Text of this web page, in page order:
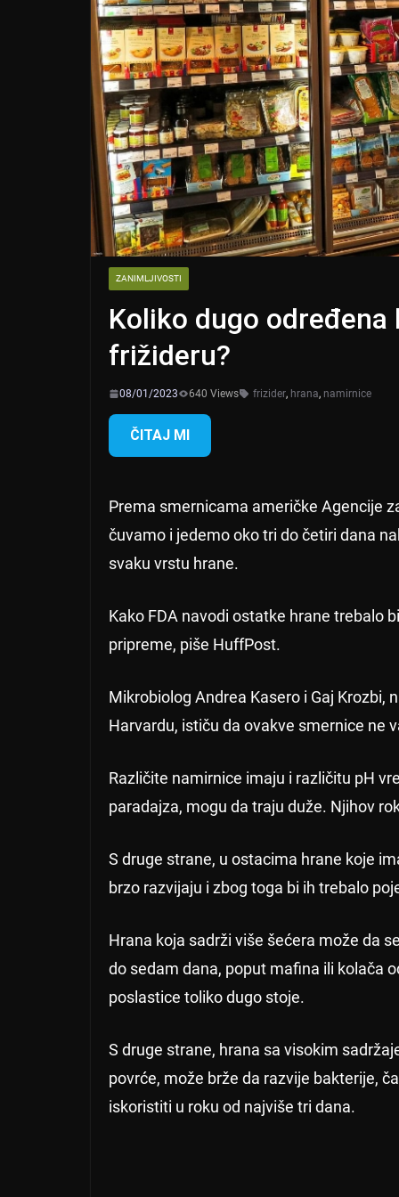
ZANIMLJIVOSTI
Koliko dugo određena
frižideru?
08/01/2023 640 Views frizider, hrana, namirnice
ČITAJ MI
Prema smernicama američke Agencije
čuvamo i jedemo oko tri do četiri dana
svaku vrstu hrane.
Kako FDA navodi ostatke hrane trebalo
pripreme, piše HuffPost.
Mikrobiolog Andrea Kasero i Gaj Krozbi,
Harvardu, ističu da ovakve smernice ne
Različite namirnice imaju i različitu pH
paradajza, mogu da traju duže. Njihov
S druge strane, u ostacima hrane koje
brzo razvijaju i zbog toga bi ih trebalo
Hrana koja sadrži više šećera može da
do sedam dana, poput mafina ili kolača
poslastice toliko dugo stoje.
S druge strane, hrana sa visokim
povrće, može brže da razvije bakterije,
iskoristiti u roku od najviše tri dana.